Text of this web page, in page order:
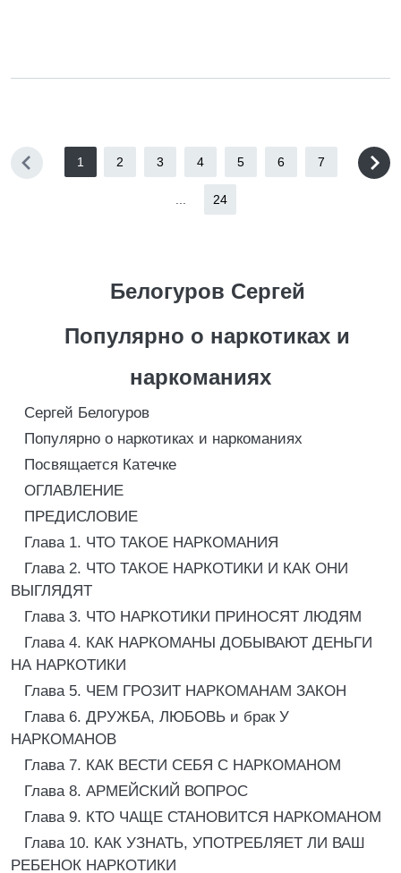
1 2 3 4 5 6 7
24
Белогуров Сергей
Популярно о наркотиках и
наркоманиях
Сергей Белогуров
Популярно о наркотиках и наркоманиях
Посвящается Катечке
ОГЛАВЛЕНИЕ
ПРЕДИСЛОВИЕ
Глава 1. ЧТО ТАКОЕ НАРКОМАНИЯ
Глава 2. ЧТО ТАКОЕ НАРКОТИКИ И КАК ОНИ
ВЫГЛЯДЯТ
Глава 3. ЧТО НАРКОТИКИ ПРИНОСЯТ ЛЮДЯМ
Глава 4. КАК НАРКОМАНЫ ДОБЫВАЮТ ДЕНЬГИ
НА НАРКОТИКИ
Глава 5. ЧЕМ ГРОЗИТ НАРКОМАНАМ ЗАКОН
Глава 6. ДРУЖБА, ЛЮБОВЬ и брак У
НАРКОМАНОВ
Глава 7. КАК ВЕСТИ СЕБЯ С НАРКОМАНОМ
Глава 8. АРМЕЙСКИЙ ВОПРОС
Глава 9. КТО ЧАЩЕ СТАНОВИТСЯ НАРКОМАНОМ
Глава 10. КАК УЗНАТЬ, УПОТРЕБЛЯЕТ ЛИ ВАШ
РЕБЕНОК НАРКОТИКИ